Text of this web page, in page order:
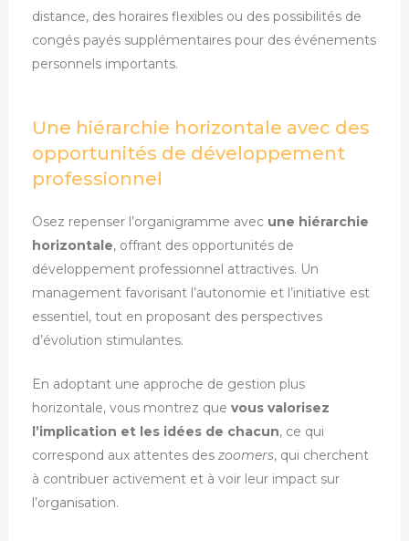
distance, des horaires flexibles ou des possibilités de
congés payés supplémentaires pour des événements
personnels importants.
Une hiérarchie horizontale avec des
opportunités de développement
professionnel
Osez repenser l’organigramme avec une hiérarchie
horizontale, offrant des opportunités de
développement professionnel attractives. Un
management favorisant l’autonomie et l’initiative est
essentiel, tout en proposant des perspectives
d’évolution stimulantes.
En adoptant une approche de gestion plus
horizontale, vous montrez quevous valorisez
l’implication et les idées de chacun, ce qui
correspond aux attentes des zoomers, qui cherchent
à contribuer activement et à voir leur impact sur
l’organisation.